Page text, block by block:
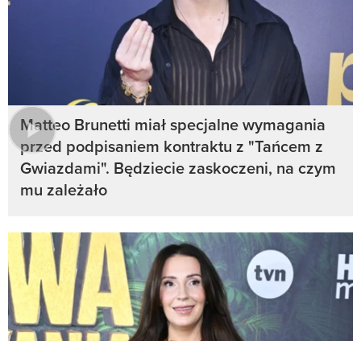
Matteo Brunetti miał specjalne wymagania
przed podpisaniem kontraktu z "Tańcem z
Gwiazdami". Będziecie zaskoczeni, na czym
mu zależało